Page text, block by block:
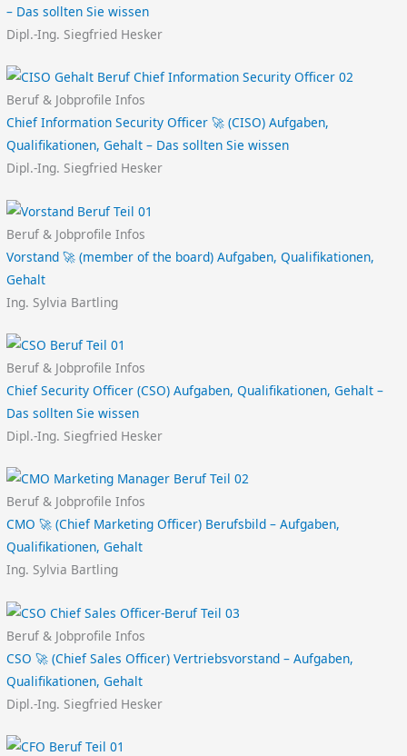
– Das sollten Sie wissen
Dipl.-Ing. Siegfried Hesker
Beruf & Jobprofile Infos
Chief Information Security Officer 🚀 (CISO) Aufgaben,
Qualifikationen, Gehalt – Das sollten Sie wissen
Dipl.-Ing. Siegfried Hesker
Beruf & Jobprofile Infos
Vorstand 🚀 (member of the board) Aufgaben, Qualifikationen,
Gehalt
Ing. Sylvia Bartling
Beruf & Jobprofile Infos
Chief Security Officer (CSO) Aufgaben, Qualifikationen, Gehalt –
Das sollten Sie wissen
Dipl.-Ing. Siegfried Hesker
Beruf & Jobprofile Infos
CMO 🚀 (Chief Marketing Officer) Berufsbild – Aufgaben,
Qualifikationen, Gehalt
Ing. Sylvia Bartling
Beruf & Jobprofile Infos
CSO 🚀 (Chief Sales Officer) Vertriebsvorstand – Aufgaben,
Qualifikationen, Gehalt
Dipl.-Ing. Siegfried Hesker